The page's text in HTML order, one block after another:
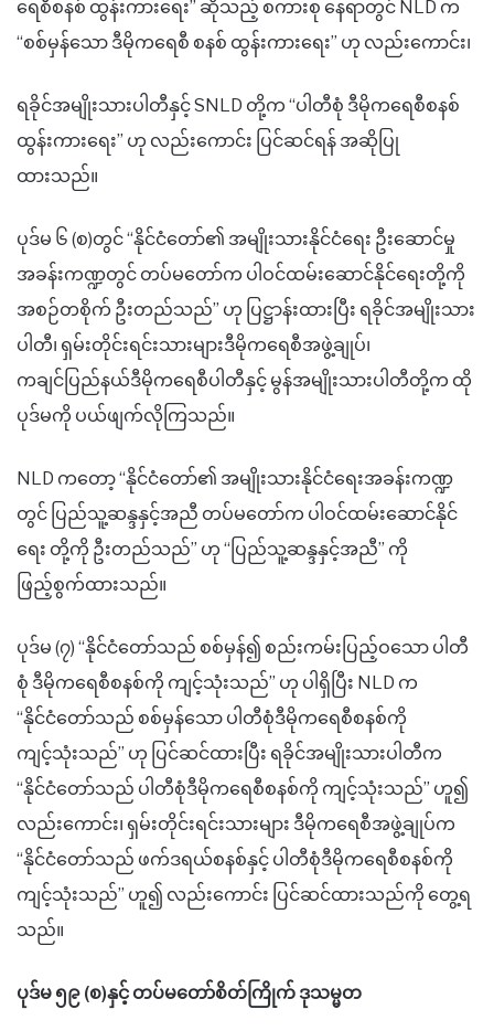
ရေစီစနစ် ထွန်းကားရေး” ဆိုသည့် စကားစု နေရာတွင် NLD က
“စစ်မှန်သော ဒီမိုကရေစီ စနစ် ထွန်းကားရေး” ဟု လည်းကောင်း၊
ရခိုင်အမျိုးသားပါတီနှင့် SNLD တို့က “ပါတီစုံ ဒီမိုကရေစီစနစ်
ထွန်းကားရေး” ဟု လည်းကောင်း ပြင်ဆင်ရန် အဆိုပြု
ထားသည်။
ပုဒ်မ ၆ (စ)တွင်“နိုင်ငံတော်၏ အမျိုးသားနိုင်ငံရေး ဦးဆောင်မှု
အခန်းကဏ္ဍတွင် တပ်မတော်က ပါဝင်ထမ်းဆောင်နိုင်ရေးတို့ကို
အစဉ်တစိုက် ဦးတည်သည်” ဟု ပြဋ္ဌာန်းထားပြီး ရခိုင်အမျိုးသား
ပါတီ၊ ရှမ်းတိုင်းရင်းသားများဒီမိုကရေစီအဖွဲ့ချုပ်၊
ကချင်ပြည်နယ်ဒီမိုကရေစီပါတီနှင့် မွန်အမျိုးသားပါတီတို့က ထို
ပုဒ်မကို ပယ်ဖျက်လို ကြသည်။
NLD ကတော့“နိုင်ငံတော်၏ အမျိုးသားနိုင်ငံရေးအခန်းကဏ္ဍ
တွင် ပြည်သူ့ဆန္ဒနှင့်အညီ တပ်မတော်က ပါဝင်ထမ်းဆောင်နိုင်
ရေး တို့ကို ဦးတည်သည်” ဟု “ပြည်သူ့ဆန္ဒနှင့်အညီ” ကို
ဖြည့်စွက်ထားသည်။
ပုဒ်မ (၇) “နိုင်ငံတော်သည် စစ်မှန်၍ စည်းကမ်းပြည့်ဝသော ပါတီ
စုံ ဒီမိုကရေစီစနစ်ကို ကျင့်သုံးသည်” ဟု ပါရှိပြီး NLD က
“နိုင်ငံတော်သည် စစ်မှန်သော ပါတီစုံဒီမိုကရေစီစနစ်ကို
ကျင့်သုံးသည်” ဟု ပြင်ဆင်ထားပြီး ရခိုင်အမျိုးသားပါတီက
“နိုင်ငံတော်သည် ပါတီစုံဒီမိုကရေစီစနစ်ကို ကျင့်သုံးသည်” ဟူ၍
လည်းကောင်း၊ ရှမ်းတိုင်းရင်းသားများ ဒီမိုကရေစီအဖွဲ့ချုပ်က
“နိုင်ငံတော်သည် ဖက်ဒရယ်စနစ်နှင့် ပါတီစုံဒီမိုကရေစီစနစ်ကို
ကျင့်သုံးသည်” ဟူ၍ လည်းကောင်း ပြင်ဆင်ထားသည်ကို တွေ့ရ
သည်။
ပုဒ်မ ၅၉ (စ)နှင့် တပ်မတော်စိတ်ကြိုက် ဒုသမ္မတ